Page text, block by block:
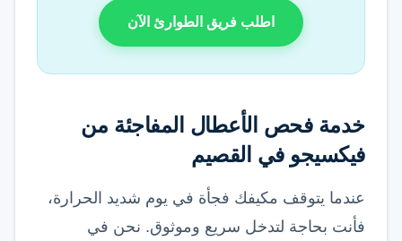
اطلب فريق الطوارئ الآن
خدمة فحص الأعطال المفاجئة من
فيكسيجو في القصيم
عندما يتوقف مكيفك فجأة في يوم شديد الحرارة،
فأنت بحاجة لتدخل سريع وموثوق. نحن في